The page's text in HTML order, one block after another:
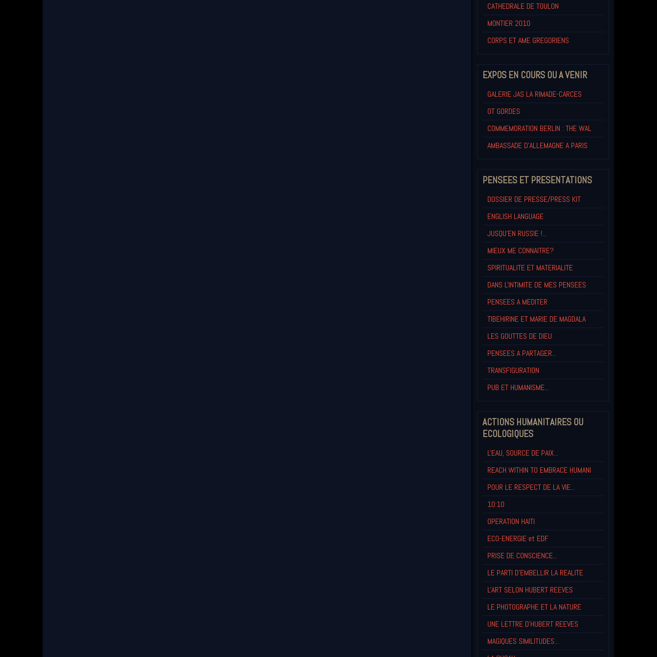
CATHEDRALE DE TOULON
MONTIER 2010
CORPS ET AME GREGORIENS
EXPOS EN COURS OU A VENIR
GALERIE JAS LA RIMADE-CARCES
OT GORDES
COMMEMORATION BERLIN : THE WAL
AMBASSADE D'ALLEMAGNE A PARIS
PENSEES ET PRESENTATIONS
DOSSIER DE PRESSE/PRESS KIT
ENGLISH LANGUAGE
JUSQU'EN RUSSIE !...
MIEUX ME CONNAITRE?
SPIRITUALITE ET MATERIALITE
DANS L'INTIMITE DE MES PENSEES
PENSEES A MEDITER
TIBEHIRINE ET MARIE DE MAGDALA
LES GOUTTES DE DIEU
PENSEES A PARTAGER...
TRANSFIGURATION
PUB ET HUMANISME...
ACTIONS HUMANITAIRES OU
ECOLOGIQUES
L'EAU, SOURCE DE PAIX...
REACH WITHIN TO EMBRACE HUMANI
POUR LE RESPECT DE LA VIE...
10:10
OPERATION HAITI
ECO-ENERGIE et EDF
PRISE DE CONSCIENCE...
LE PARTI D'EMBELLIR LA REALITE
L'ART SELON HUBERT REEVES
LE PHOTOGRAPHE ET LA NATURE
UNE LETTRE D'HUBERT REEVES
MAGIQUES SIMILITUDES...